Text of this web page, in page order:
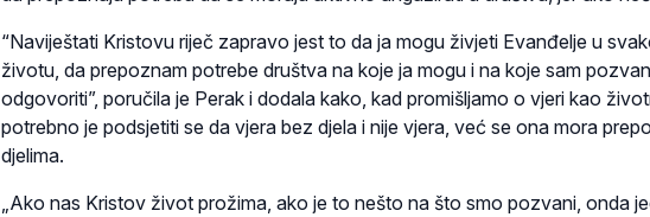
“Naviještati Kristovu riječ zapravo jest to da ja mogu živjeti Evanđelje u
životu, da prepoznam potrebe društva na koje ja mogu i na koje sam
odgovoriti”, poručila je Perak i dodala kako, kad promišljamo o vjeri kao
potrebno je podsjetiti se da vjera bez djela i nije vjera, već se ona mora
djelima.
„Ako nas Kristov život prožima, ako je to nešto na što smo pozvani, onda